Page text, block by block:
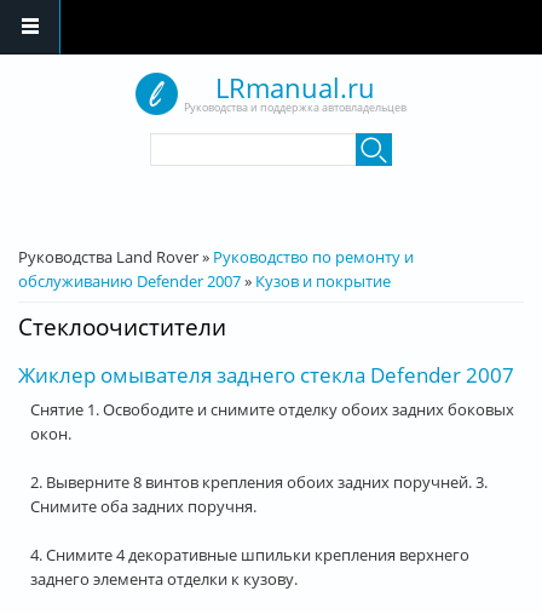
LRmanual.ru
Руководства и поддержка автовладельцев
Вы здесь
Руководства Land Rover» Руководство по ремонту и
обслуживанию Defender 2007» Кузов и покрытие
Стеклоочистители
Жиклер омывателя заднего стекла Defender 2007
Снятие 1. Освободите и снимите отделку обоих задних боковых
окон.
2. Выверните 8 винтов крепления обоих задних поручней. 3.
Снимите оба задних поручня.
4. Снимите 4 декоративные шпильки крепления верхнего
заднего элемента отделки к кузову.